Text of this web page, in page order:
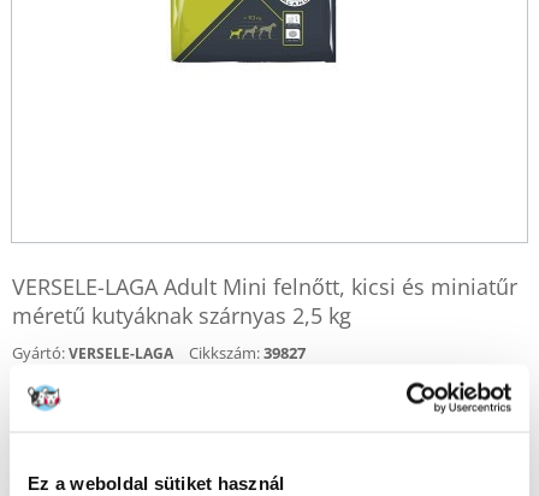
Ez a weboldal sütiket használ
VERSELE-LAGA Adult Mini felnőtt, kicsi és miniatűr
méretű kutyáknak szárnyas 2,5 kg
Gyártó:VERSELE-LAGA Cikkszám:39827
Értékelje Ön is